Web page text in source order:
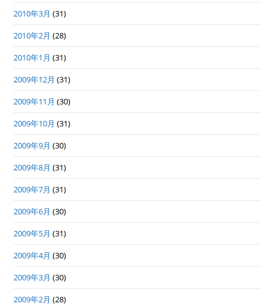
2010年3月 (31)
2010年2月 (28)
2010年1月 (31)
2009年12月 (31)
2009年11月 (30)
2009年10月 (31)
2009年9月 (30)
2009年8月 (31)
2009年7月 (31)
2009年6月 (30)
2009年5月 (31)
2009年4月 (30)
2009年3月 (30)
2009年2月 (28)